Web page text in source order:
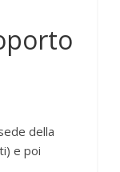
della
e poi